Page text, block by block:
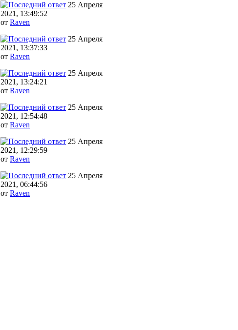
25 Апреля
2021, 13:49:52
от Raven
25 Апреля
2021, 13:37:33
от Raven
25 Апреля
2021, 13:24:21
от Raven
25 Апреля
2021, 12:54:48
от Raven
25 Апреля
2021, 12:29:59
от Raven
25 Апреля
2021, 06:44:56
от Raven